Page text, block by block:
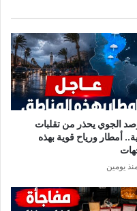
الجوي يحذر من تقلبات
أمطار ورياح قوية بهذه
يومين